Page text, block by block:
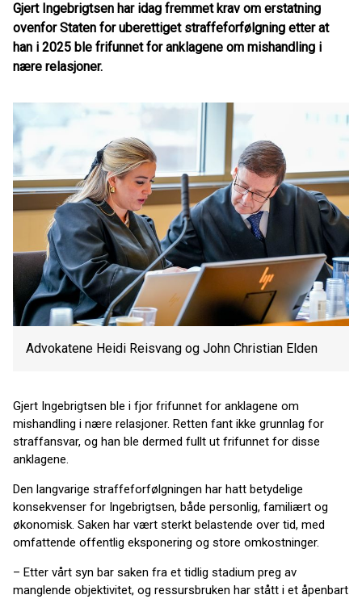
Gjert Ingebrigtsen har idag fremmet krav om erstatning
ovenfor Staten for uberettiget straffeforfølgning etter at
han i 2025 ble frifunnet for anklagene om mishandling i
nære relasjoner.
Advokatene Heidi Reisvang og John Christian Elden
Gjert Ingebrigtsen ble i fjor frifunnet for anklagene om
mishandling i nære relasjoner. Retten fant ikke grunnlag for
straffansvar, og han ble dermed fullt ut frifunnet for disse
anklagene.
Den langvarige straffeforfølgningen har hatt betydelige
konsekvenser for Ingebrigtsen, både personlig, familiært og
økonomisk. Saken har vært sterkt belastende over tid, med
omfattende offentlig eksponering og store omkostninger.
– Etter vårt syn bar saken fra et tidlig stadium preg av
manglende objektivitet, og ressursbruken har stått i et åpenbart